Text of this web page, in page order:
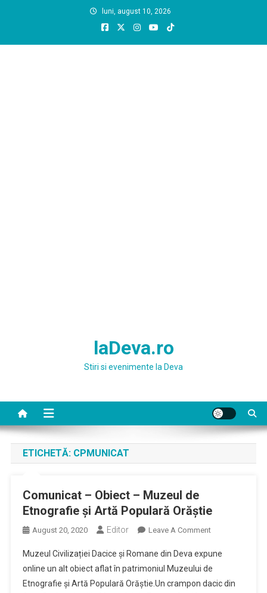
luni, august 10, 2026
laDeva.ro
Stiri si evenimente la Deva
ETICHETĂ: CPMUNICAT
Comunicat – Obiect – Muzeul de
Etnografie și Artă Populară Orăștie
August 20, 2020 Editor Leave A CommentOn
–
Obiect
–
Muzeul Civilizației Dacice și Romane din Deva expune
online un alt obiect aflat în patrimoniul Muzeului de
Etnografie și Artă Populară Orăștie.Un crampon dacic din